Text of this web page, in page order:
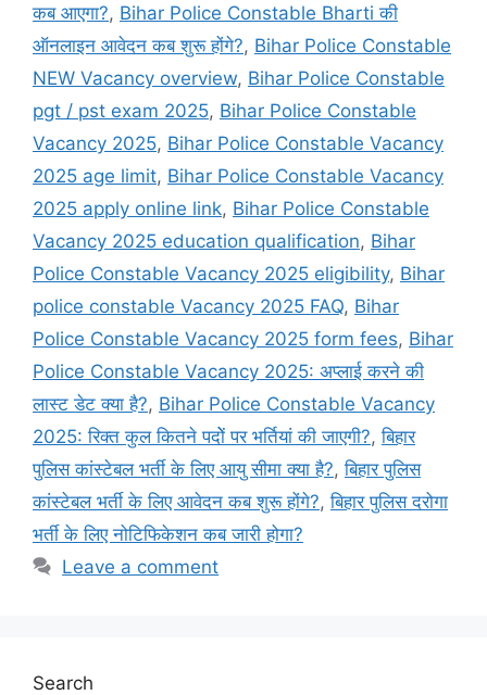
कब आएगा?, Bihar Police Constable Bharti की
ऑनलाइन आवेदन कब शुरू होंगे?, Bihar Police Constable
NEW Vacancy overview, Bihar Police Constable
pgt / pst exam 2025, Bihar Police Constable
Vacancy 2025, Bihar Police Constable Vacancy
2025 age limit, Bihar Police Constable Vacancy
2025 apply online link, Bihar Police Constable
Vacancy 2025 education qualification, Bihar
Police Constable Vacancy 2025 eligibility, Bihar
police constable Vacancy 2025 FAQ, Bihar
Police Constable Vacancy 2025 form fees, Bihar
Police Constable Vacancy 2025: अप्लाई करने की
लास्ट डेट क्या है?, Bihar Police Constable Vacancy
2025: रिक्त कुल कितने पदोें पर भर्तियां की जाएगी?,बिहार
पुलिस कांस्टेबल भर्ती के लिए आयु सीमा क्या है?,बिहार पुलिस
कांस्टेबल भर्ती के लिए आवेदन कब शुरू होंगे?,बिहार पुलिस दरोगा
भर्ती के लिए नोटिफिकेशन कब जारी होगा?
Leave a comment
Search